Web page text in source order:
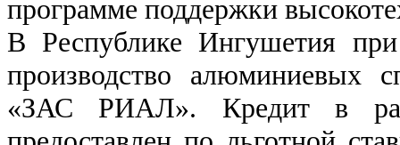
программе поддержки
В Республике Ингушетия
производство алюминиевых
«ЗАС РИАЛ». Кредит в